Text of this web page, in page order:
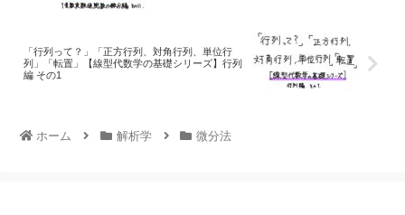
「行列って？」「正方行列、対角行列、単位行
列」「転置」【線型代数学の基礎シリーズ】行列
編 その1
ホーム 解析学 微分法